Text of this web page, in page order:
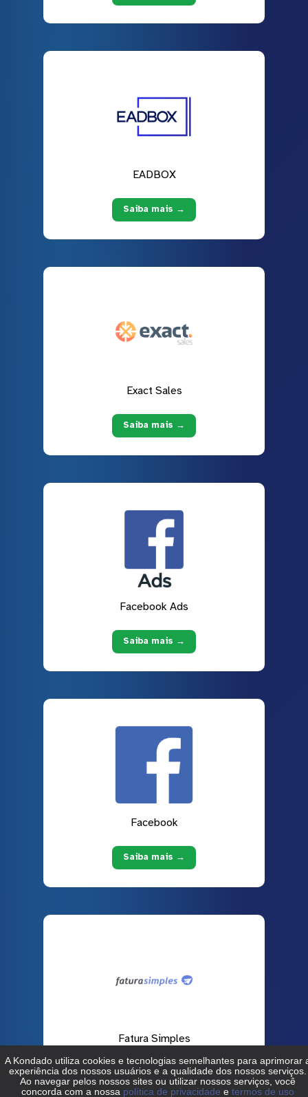
EADBOX
Saiba mais →
Exact Sales
Saiba mais →
Facebook Ads
Saiba mais →
Facebook
Saiba mais →
Fatura Simples
Saiba mais →